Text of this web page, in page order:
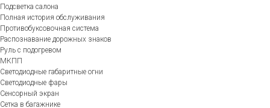
Подсветка салона
Полная история обслуживания
Противобуксовочная система
Распознавание дорожных знаков
Руль с подогревом
МКПП
Светодиодные габаритные огни
Светодиодные фары
Сенсорный экран
Сетка в багажнике